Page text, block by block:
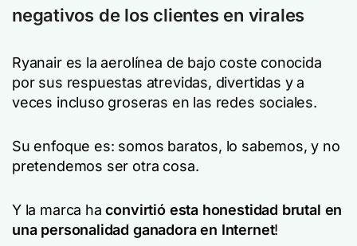
negativos de los clientes en virales
Ryanair es la aerolínea de bajo coste conocida
por sus respuestas atrevidas, divertidas y a
veces incluso groseras en las redes sociales.
Su enfoque es: somos baratos, lo sabemos, y no
pretendemos ser otra cosa.
Y la marca haconvirtió esta honestidad brutal en
una personalidad ganadora en Internet!